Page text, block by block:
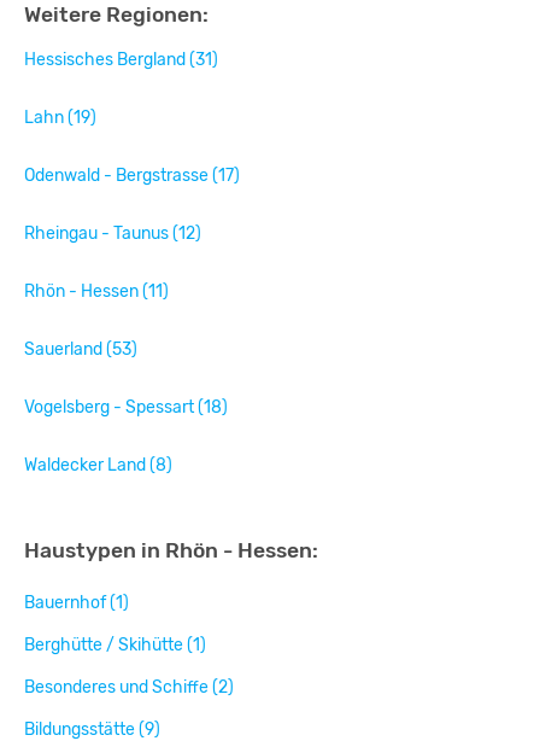
Weitere Regionen:
Hessisches Bergland (31)
Lahn (19)
Odenwald - Bergstrasse (17)
Rheingau - Taunus (12)
Rhön - Hessen (11)
Sauerland (53)
Vogelsberg - Spessart (18)
Waldecker Land (8)
Haustypen in Rhön - Hessen:
Bauernhof (1)
Berghütte / Skihütte (1)
Besonderes und Schiffe (2)
Bildungsstätte (9)